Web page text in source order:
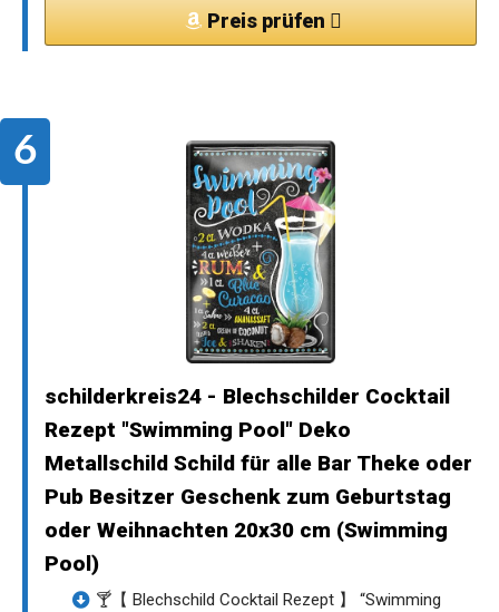
Preis prüfen
schilderkreis24 - Blechschilder Cocktail
Rezept "Swimming Pool" Deko
Metallschild Schild für alle Bar Theke oder
Pub Besitzer Geschenk zum Geburtstag
oder Weihnachten 20x30 cm (Swimming
Pool)
🍸【 Blechschild Cocktail Rezept 】 “Swimming